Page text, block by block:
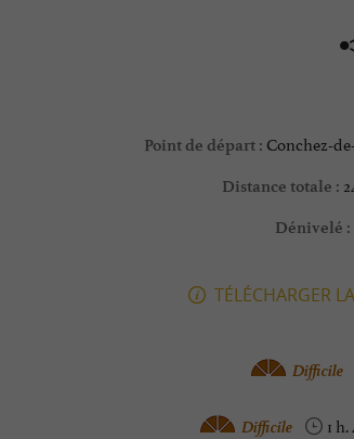
Point de départ : Conchez-
Distance totale :
Dénivelé :
TÉLÉCHARGER
Difficile
Vélo à 1
Difficile